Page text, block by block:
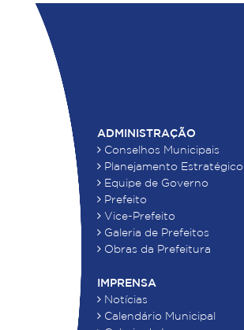
ADMINISTRAÇÃO
Conselhos Municipais
Planejamento Estratégico
Equipe de Governo
Prefeito
Vice-Prefeito
Galeria de Prefeitos
Obras da Prefeitura
IMPRENSA
Notícias
Calendário Municipal